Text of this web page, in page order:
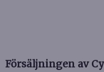
Försäljningen av